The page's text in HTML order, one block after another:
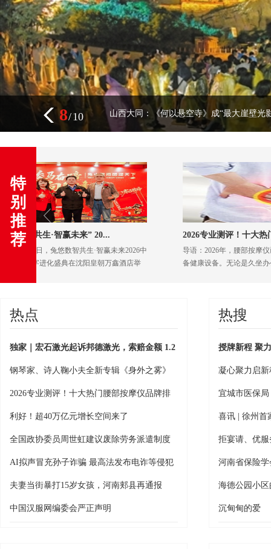
山西大同：《何以悬空寺》成“最大崖壁光
8/10
特
别
推
荐
2026专业测评！十大热门腰部按摩...
导语：2026年，腰部按摩仪已成为许多家庭的常
备健康设备。无论是久坐办公的腰肌劳损、中老
“多金
警察敲
&lsquo;
热点
独家｜宏石激光起诉邦德激光，索赔金额 1.2
亿元
钢琴家、诗人鞠小夫全新专辑《身外之雾》
正式发行
2026专业测评！十大热门腰部按摩仪品牌排
行榜，实测哪款最管用？
利好！超40万亿元增长空间来了
全国政协委员周世虹建议废除劳务派遣制度
AI拟声冒充孙子诈骗 最高法发布电诈等侵犯
财产犯罪典型案例
夫妻当街暴打15岁女孩，河南郏县再通报
中国汉服网编委会严正声明
热搜
授牌新程 聚
凝心聚力启
宜城市医保局
保惠民新篇章
喜讯 | 徐州首
国中医经典联
拒宴请、优
亮武汉营商环
河南省保险
商服务行业“
海德公园小
官，娃们拿
沉甸甸的爱